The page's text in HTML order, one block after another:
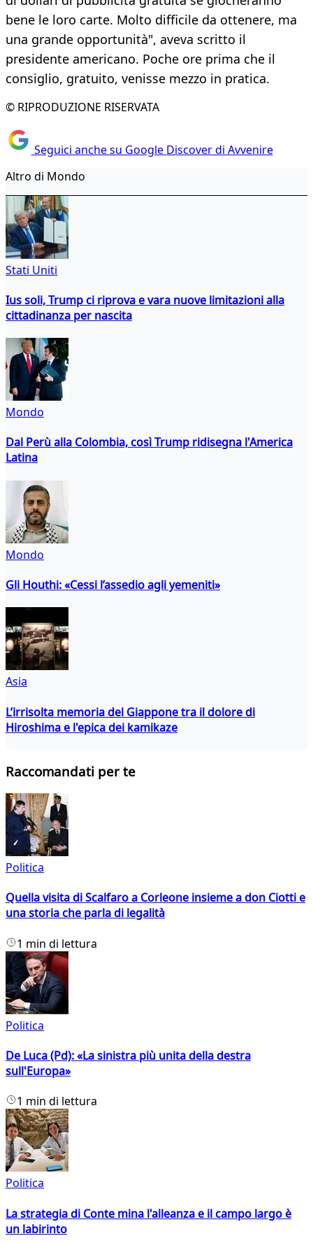
bene le loro carte. Molto difficile da ottenere, ma
una grande opportunità", aveva scritto il
presidente americano. Poche ore prima che il
consiglio, gratuito, venisse mezzo in pratica.
© RIPRODUZIONE RISERVATA
Seguici anche su Google Discover di Avvenire
Altro di Mondo
Stati Uniti
Ius soli, Trump ci riprova e vara nuove limitazioni alla
cittadinanza per nascita
Mondo
Dal Perù alla Colombia, così Trump ridisegna l'America
Latina
Mondo
Gli Houthi: «Cessi l’assedio agli yemeniti»
Asia
L’irrisolta memoria del Giappone tra il dolore di
Hiroshima e l'epica dei kamikaze
Raccomandati per te
Politica
Quella visita di Scalfaro a Corleone insieme a don Ciotti e
una storia che parla di legalità
1 min di lettura
Politica
De Luca (Pd): «La sinistra più unita della destra
sull'Europa»
1 min di lettura
Politica
La strategia di Conte mina l'alleanza e il campo largo è
un labirinto